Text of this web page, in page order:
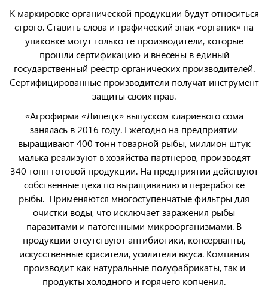
К маркировке органической продукции будут относиться
строго. Ставить слова и графический знак «органик» на
упаковке могут только те производители, которые
прошли сертификацию и внесены в единый
государственный реестр органических производителей.
Сертифицированные производители получат инструмент
защиты своих прав.
«Агрофирма «Липецк» выпуском клариевого сома
занялась в 2016 году. Ежегодно на предприятии
выращивают 400 тонн товарной рыбы, миллион штук
малька реализуют в хозяйства партнеров, производят
340 тонн готовой продукции. На предприятии действуют
собственные цеха по выращиванию и переработке
рыбы. Применяются многоступенчатые фильтры для
очистки воды, что исключает заражения рыбы
паразитами и патогенными микроорганизмами. В
продукции отсутствуют антибиотики, консерванты,
искусственные красители, усилители вкуса. Компания
производит как натуральные полуфабрикаты, так и
продукты холодного и горячего копчения.